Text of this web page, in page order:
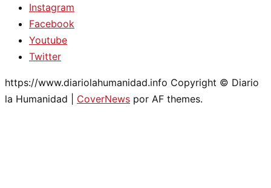
Instagram
Facebook
Youtube
Twitter
https://www.diariolahumanidad.info Copyright © Diario
la Humanidad
CoverNews por AF themes.